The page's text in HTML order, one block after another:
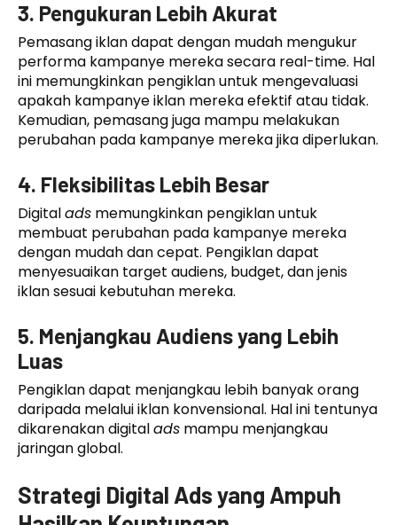
3. Pengukuran Lebih Akurat
Pemasang iklan dapat dengan mudah mengukur
performa kampanye mereka secara real-time. Hal
ini memungkinkan pengiklan untuk mengevaluasi
apakah kampanye iklan mereka efektif atau tidak.
Kemudian, pemasang juga mampu melakukan
perubahan pada kampanye mereka jika diperlukan.
4. Fleksibilitas Lebih Besar
Digitalads memungkinkan pengiklan untuk
membuat perubahan pada kampanye mereka
dengan mudah dan cepat. Pengiklan dapat
menyesuaikan target audiens, budget, dan jenis
iklan sesuai kebutuhan mereka.
5. Menjangkau Audiens yang Lebih
Luas
Pengiklan dapat menjangkau lebih banyak orang
daripada melalui iklan konvensional. Hal ini tentunya
dikarenakan digitalads mampu menjangkau
jaringan global.
Strategi Digital Ads yang Ampuh